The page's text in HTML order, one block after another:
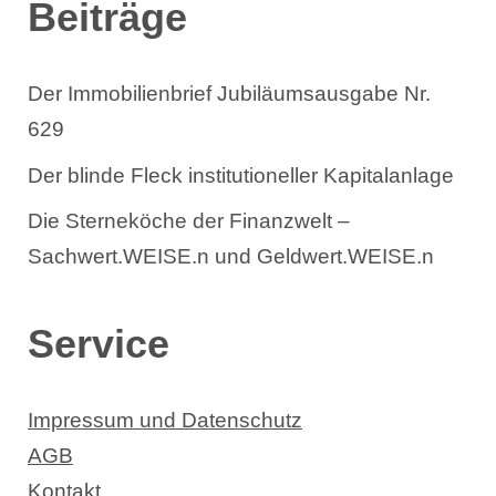
Beiträge
Der Immobilienbrief Jubiläumsausgabe Nr.
629
Der blinde Fleck institutioneller Kapitalanlage
Die Sterneköche der Finanzwelt –
Sachwert.WEISE.n und Geldwert.WEISE.n
Service
Impressum und Datenschutz
AGB
Kontakt